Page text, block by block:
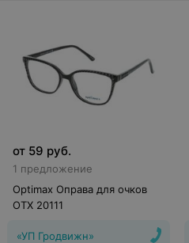
от 59 руб.
1 предложение
Optimax Оправа для очков
OTX 20111
«УП Гродвижн»